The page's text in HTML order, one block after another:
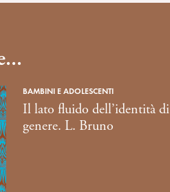
BAMBINI E ADOLESCENTI
Il lato fluido dell’identità di
genere. L. Bruno